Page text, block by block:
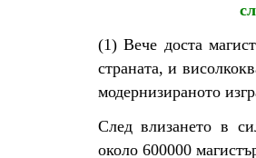
(1) Вече доста
страната, и
модернизираното
След влизането в
около 600000